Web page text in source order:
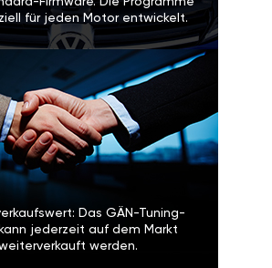
für jeden Motor entwickelt.
Das GÄN-Tuning-
jederzeit auf dem Markt
werden.